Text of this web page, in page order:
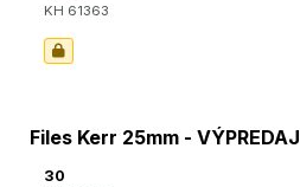
KH 61363
Files Kerr 25mm - VÝPREDAJ
30